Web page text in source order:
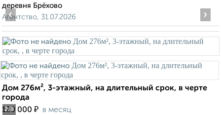
деревня Брёхово
Агентство, 31.07.2026
2/8
‹ ›
Дом 276м², 3-этажный, на длительный срок, в черте
города
120 000 ₽ в месяц